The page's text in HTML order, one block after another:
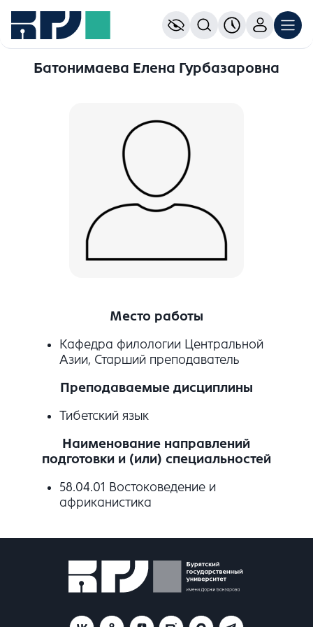
Батонимаева Елена Гурбазаровна
Место работы
Кафедра филологии Центральной
Азии, Старший преподаватель
Преподаваемые дисциплины
Тибетский язык
Наименование направлений
подготовки и (или) специальностей
58.04.01 Востоковедение и
африканистика